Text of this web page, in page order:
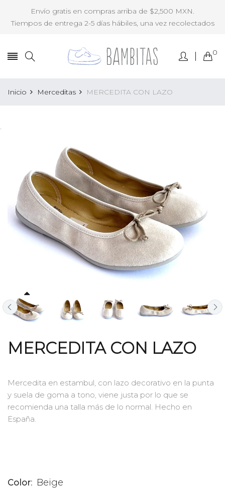
Envío gratis en compras arriba de $2,500 MXN.
Tiempos de entrega 2-5 días hábiles, una vez recolectados
0
Inicio Merceditas MERCEDITA CON LAZO
.
MERCEDITA CON LAZO
Mercedita en estambul , con lazo decorativo en la punta
y suela de goma a tono, viene justa por lo que se
recomienda una talla más de lo normal. Hecho en
España.
Color: Beige